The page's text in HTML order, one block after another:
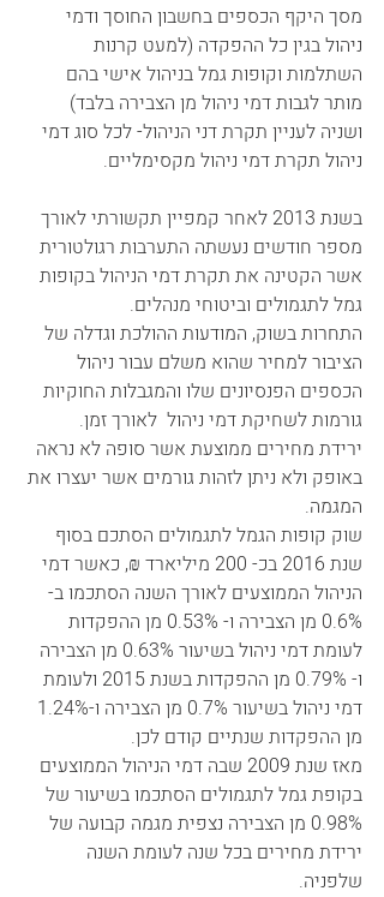
מסך היקף הכספים בחשבון החוסך ודמי
ניהול בגין כל ההפקדה (למעט קרנות
השתלמות וקופות גמל בניהול אישי בהם
מותר לגבות דמי ניהול מן הצבירה בלבד)
ושניה לעניין תקרת דני הניהול- לכל סוג דמי
ניהול תקרת דמי ניהול מקסימליים.
בשנת 2013 לאחר קמפיין תקשורתי לאורך
מספר חודשים נעשתה התערבות רגולטורית
אשר הקטינה את תקרת דמי הניהול בקופות
גמל לתגמולים וביטוחי מנהלים.
התחרות בשוק, המודעות ההולכת וגדלה של
הציבור למחיר שהוא משלם עבור ניהול
הכספים הפנסיונים שלו והמגבלות החוקיות
גורמות לשחיקת דמי ניהול  לאורך זמן.
ירידת מחירים ממוצעת אשר סופה לא נראה
באופק ולא ניתן לזהות גורמים אשר יעצרו את
המגמה.
שוק קופות הגמל לתגמולים הסתכם בסוף
שנת 2016 בכ- 200 מיליארד ₪, כאשר דמי
הניהול הממוצעים לאורך השנה הסתכמו ב-
0.6% מן הצבירה ו- 0.53% מן ההפקדות
לעומת דמי ניהול בשיעור 0.63% מן הצבירה
ו- 0.79% מן ההפקדות בשנת 2015 ולעומת
מן ההפקדות שנתיים קודם לכן.
מאז שנת 2009 שבה דמי הניהול הממוצעים
בקופת גמל לתגמולים הסתכמו בשיעור של
0.98% מן הצבירה נצפית מגמה קבועה של
ירידת מחירים בכל שנה לעומת השנה
שלפניה.